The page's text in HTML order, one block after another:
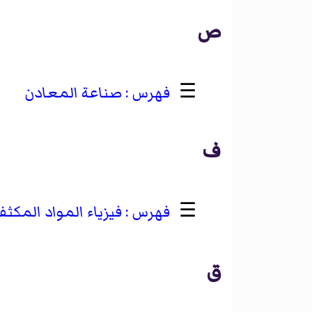
ص
☰ صناعة المعادن
ف
☰ فيزياء المواد
ق